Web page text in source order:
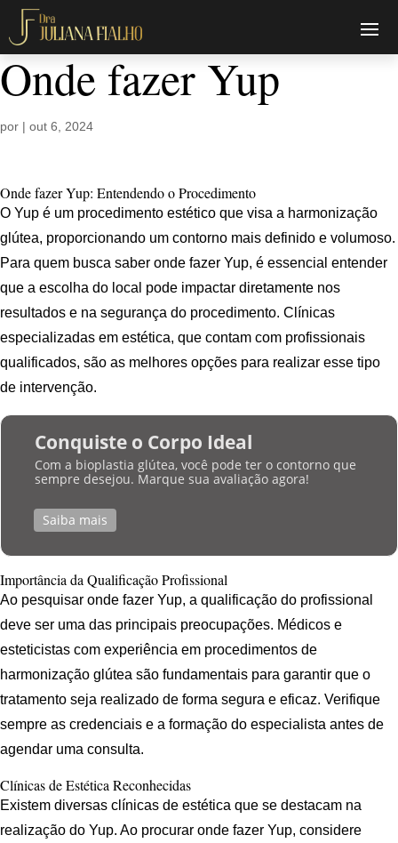
Onde fazer Yup
por | out 6, 2024
Onde fazer Yup: Entendendo o Procedimento
O Yup é um procedimento estético que visa a harmonização
glútea, proporcionando um contorno mais definido e volumoso.
Para quem busca saber onde fazer Yup, é essencial entender
que a escolha do local pode impactar diretamente nos
resultados e na segurança do procedimento. Clínicas
especializadas em estética, que contam com profissionais
qualificados, são as melhores opções para realizar esse tipo
de intervenção.
Conquiste o Corpo Ideal
Com a bioplastia glútea, você pode ter o contorno que
sempre desejou. Marque sua avaliação agora!
Saiba mais
Importância da Qualificação Profissional
Ao pesquisar onde fazer Yup, a qualificação do profissional
deve ser uma das principais preocupações. Médicos e
esteticistas com experiência em procedimentos de
harmonização glútea são fundamentais para garantir que o
tratamento seja realizado de forma segura e eficaz. Verifique
sempre as credenciais e a formação do especialista antes de
agendar uma consulta.
Clínicas de Estética Reconhecidas
Existem diversas clínicas de estética que se destacam na
realização do Yup. Ao procurar onde fazer Yup, considere